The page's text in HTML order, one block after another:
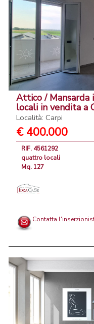
Attico / Mansarda
locali in vendita a
Località: Carpi
€ 400.000
RIF. 4561292
quattro locali
Mq. 127
Contatta